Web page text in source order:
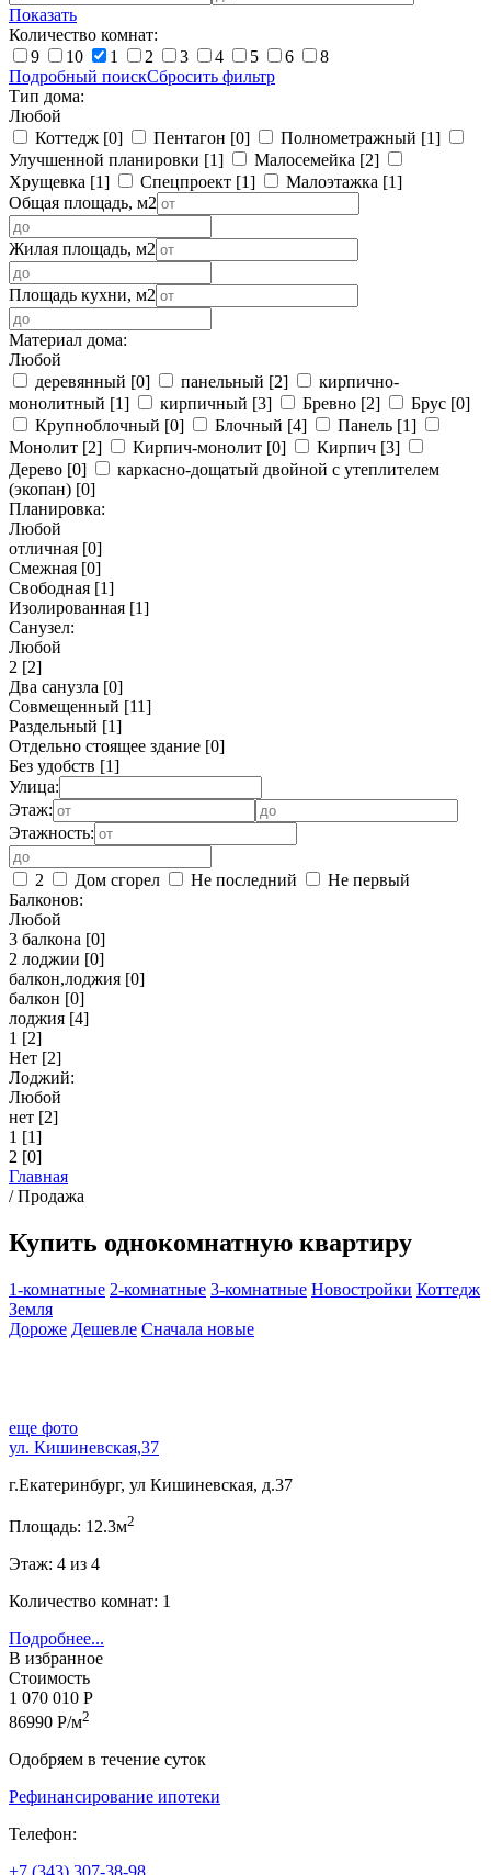
Показать
Количество комнат:
9
10 1 2 3 4 5 6
8
Подробный поискСбросить фильтр
Тип дома:
Любой
Коттедж [0] Пентагон [0] Полнометражный [1]
Улучшенной планировки [1] Малосемейка [2]
Хрущевка [1] Спецпроект [1] Малоэтажка [1]
Общая площадь, м2
Жилая площадь, м2
Площадь кухни, м2
Материал дома:
Любой
деревянный [0] панельный [2]
кирпично-
монолитный [1] кирпичный [3] Бревно [2] Брус [0]
Крупноблочный [0] Блочный [4] Панель [1]
Монолит [2] Кирпич-монолит [0] Кирпич [3]
Дерево [0]
каркасно-дощатый двойной с утеплителем
(экопан) [0]
Планировка:
Любой
отличная [0]
Смежная [0]
Свободная [1]
Изолированная [1]
Санузел:
Любой
2 [2]
Два санузла [0]
Совмещенный [11]
Раздельный [1]
Отдельно стоящее здание [0]
Без удобств [1]
Улица:
Этаж:
Этажность:
2 Дом сгорел Не последний
Не первый
Балконов:
Любой
3 балкона [0]
2 лоджии [0]
балкон,лоджия [0]
балкон [0]
лоджия [4]
1 [2]
Нет [2]
Лоджий:
Любой
нет [2]
1 [1]
2 [0]
Главная
/Продажа
Купить однокомнатную квартиру
1-комнатные 2-комнатные 3-комнатные Новостройки Коттедж
Земля
Дороже Дешевле Сначала новые
еще фото
ул. Кишиневская,37
г.Екатеринбург, ул Кишиневская, д.37
Площадь: 12.3м2
Этаж: 4 из 4
Количество комнат: 1
Подробнее...
В избранное
Стоимость
1 070 010 Р
86990 Р/м2
Одобряем в течение суток
Рефинансирование ипотеки
Телефон: